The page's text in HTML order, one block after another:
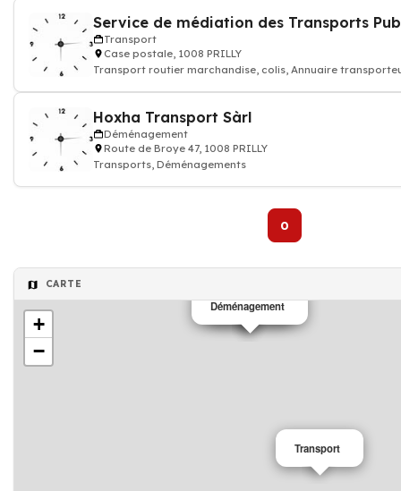
Transport
Case postale, 1008 PRILLY
Transport routier marchandise, colis, Annuaire
Hoxha Transport Sàrl
Déménagement
Route de Broye 47, 1008 PRILLY
Transports, Déménagements
0
CARTE
Transport
Transport
Déménagement
+
−